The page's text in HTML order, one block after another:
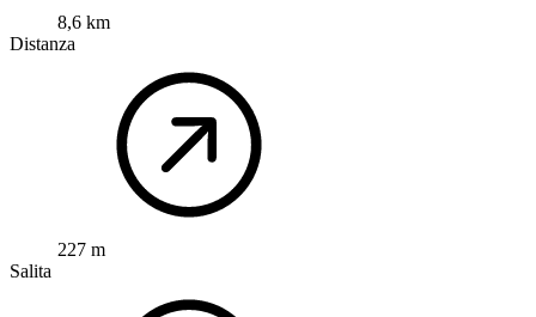
8,6 km
Distanza
227 m
Salita